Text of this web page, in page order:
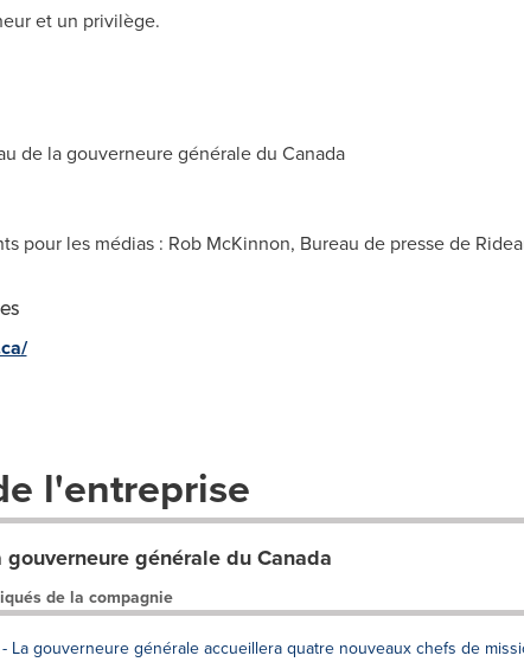
et un privilège.
de la gouverneure générale du Canada
pour les médias : Rob McKinnon, Bureau de presse de
l'entreprise
gouverneure générale du Canada
de la compagnie
La gouverneure générale accueillera quatre nouveaux chefs de